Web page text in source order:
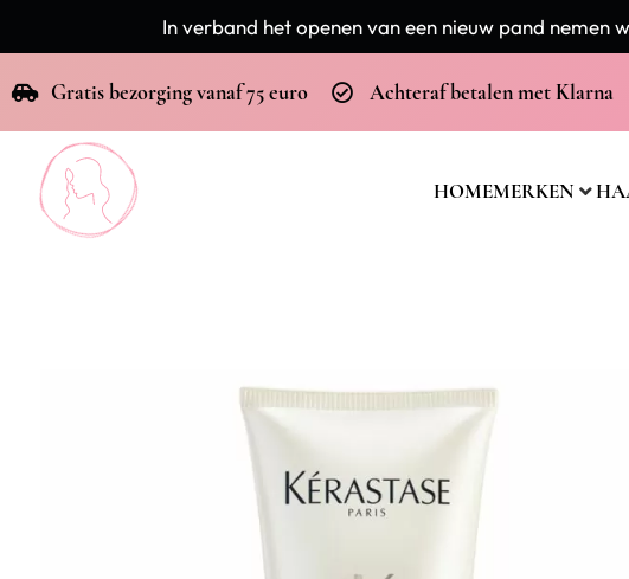
In verband het openen van een nieuw pand
Gratis bezorging vanaf 75 euro Achteraf betalen met Klarna
HOMEMERKEN